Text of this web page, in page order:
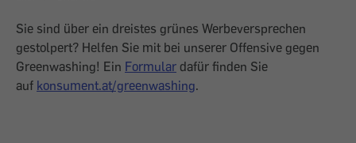
Sie sind über ein dreistes grünes Werbe­versprechen
gestolpert? Helfen Sie mit bei unserer ­Offensive gegen
Greenwashing! Ein Formular dafür finden Sie
auf konsument.at/greenwashing.